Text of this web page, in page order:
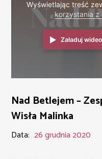
Wyświetlając treść
korzystania z
Załaduj wideo
Nad Betlejem –
Wisła Malinka
Data: 26 grudnia 2020